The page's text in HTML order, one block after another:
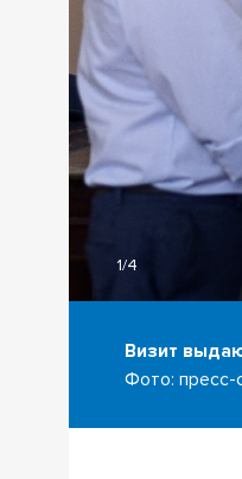
1/4
Визит
Фото: